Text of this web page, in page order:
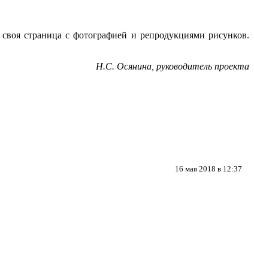
страница с фотографией и репродукциями рисунков.
Н.С. Осянина, руководитель проекта
16 мая 2018 в 12:37